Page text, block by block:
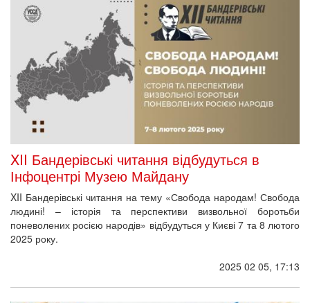
XII Бандерівські читання відбудуться в
Інфоцентрі Музею Майдану
XII Бандерівські читання на тему «Свобода народам! Свобода
людині! – історія та перспективи визвольної боротьби
поневолених росією народів» відбудуться у Києві 7 та 8 лютого
2025 року.
2025 02 05, 17:13